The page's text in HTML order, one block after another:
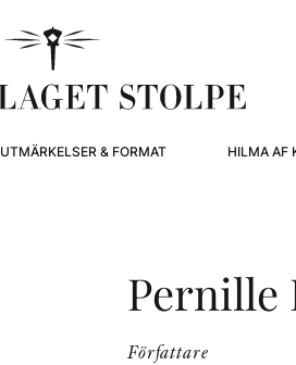
UTMÄRKELSER & FORMAT HILMA AF
Pernille
Författare